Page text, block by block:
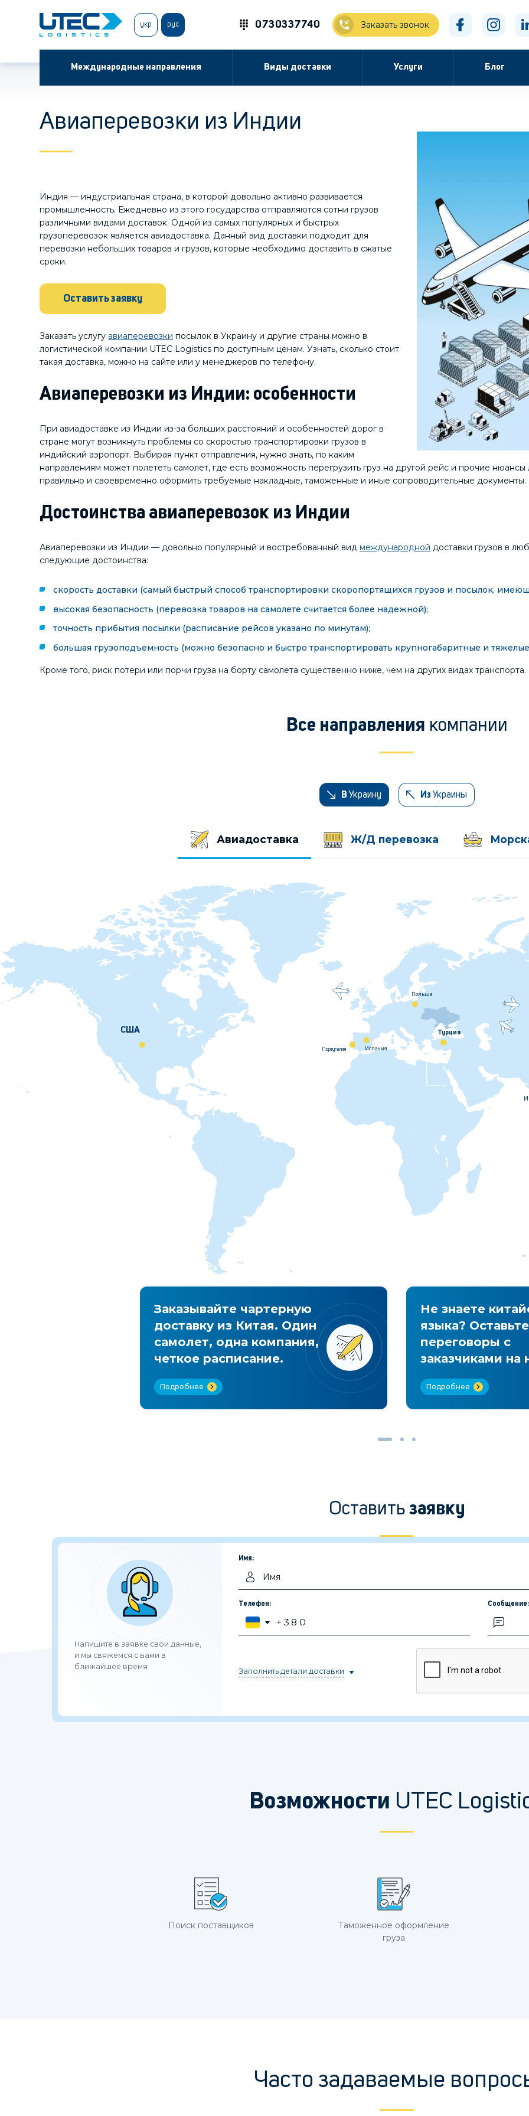
укр рус 0730337740 Заказать звонок
Международные направления Виды доставки Услуги Блог
Авиаперевозки из Индии
Индия — индустриальная страна, в которой довольно активно развивается
промышленность. Ежедневно из этого государства отправляются сотни грузов
различными видами доставок. Одной из самых популярных и быстрых
грузоперевозок является авиадоставка. Данный вид доставки подходит для
перевозки небольших товаров и грузов, которые необходимо доставить в сжатые
сроки.
Оставить заявку
Заказать услугу авиаперевозки посылок в Украину и другие страны можно в
логистической компании UTEC Logistics по доступным ценам. Узнать, сколько стоит
такая доставка, можно на сайте или у менеджеров по телефону.
Авиаперевозки из Индии: особенности
При авиадоставке из Индии из-за больших расстояний и особенностей дорог в
стране могут возникнуть проблемы со скоростью транспортировки грузов в
индийский аэропорт. Выбирая пункт отправления, нужно знать, по каким
направлениям может полететь самолет, где есть возможность перегрузить груз на другой рейс и прочие
правильно и своевременно оформить требуемые накладные, таможенные и иные сопроводительные документы.
Достоинства авиаперевозок из Индии
Авиаперевозки из Индии — довольно популярный и востребованный видмеждународной доставки грузов в
следующие достоинства:
скорость доставки (самый быстрый способ транспортировки скоропортящихся грузов и посылок,
высокая безопасность (перевозка товаров на самолете считается более надежной);
точность прибытия посылки (расписание рейсов указано по минутам);
большая грузоподъемность (можно безопасно и быстро транспортировать крупногабаритные и
Кроме того, риск потери или порчи груза на борту самолета существенно ниже, чем на других видах транспорта.
Все направления компании
В Украину Из Украины
Авиадоставка Ж/Д перевозка
США
Португалия Испания
Польша
Турция
Заказывайте чартерную
доставку из Китая. Один
самолет, одна компания,
четкое расписание.
Подробнее
Не знаете
языка? Оставьте
переговоры с
заказчиками на
Подробнее
Оставить заявку
Напишите в заявке свои данные,
и мы свяжемся с вами в
ближайшее время
Имя:
Телефон: Сообщение:
Заполнить детали доставки
Возможности UTEC
Поиск поставщиков
Таможенное оформление
груза
Часто задаваемые